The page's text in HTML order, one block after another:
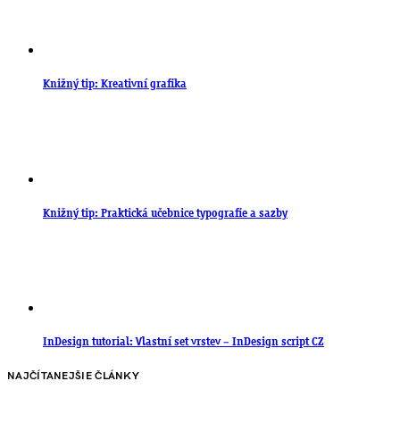
Knižný tip: Kreativní grafika
Knižný tip: Praktická učebnice typografie a sazby
InDesign tutorial: Vlastní set vrstev – InDesign script CZ
NAJČÍTANEJŠIE ČLÁNKY